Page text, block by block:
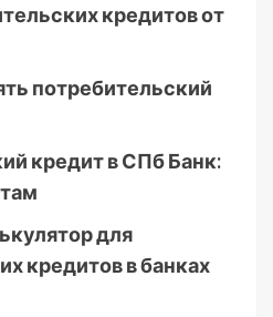
кредитов от
потребительский
кредит в СПб Банк:
для
кредитов в банках